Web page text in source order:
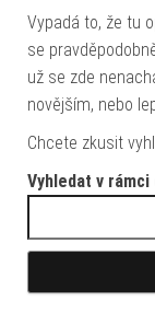
Vypadá to, že tu
se
už se zde
novějším, nebo
Chcete zkusit
Vyhledat v